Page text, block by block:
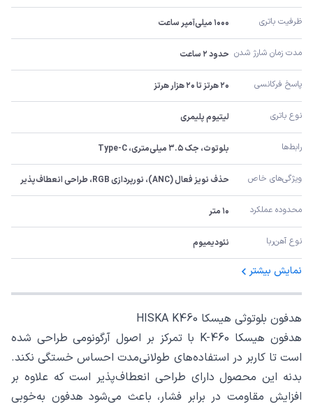
ظرفیت باتری ۱۰۰۰ میلی‌آمپر ساعت
مدت زمان شارژ شدن حدود ۲ ساعت
پاسخ فرکانسی ۲۰ هرتز تا ۲۰ هزار هرتز
نوع باتری لیتیوم پلیمری
رابط‌ها بلوتوث، جک ۳.۵ میلی‌متری، Type-C
ویژگی‌های خاص حذف نویز فعال (ANC)، نورپردازی RGB، طراحی انعطاف‌پذیر
محدوده عملکرد ۱۰ متر
نوع آهن‌ربا نئودیمیوم
نمایش بیشتر
هدفون بلوتوثی هیسکا HISKA K460
هدفون هیسکا K-460 با تمرکز بر اصول آرگونومی طراحی شده
است تا کاربر در استفاده‌های طولانی‌مدت احساس خستگی نکند.
بدنه این محصول دارای طراحی انعطاف‌پذیر است که علاوه بر
افزایش مقاومت در برابر فشار، باعث می‌شود هدفون به‌خوبی